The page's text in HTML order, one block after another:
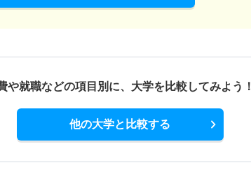
や就職などの項目別に、 大学を比較してみよう！
他の大学と比較する